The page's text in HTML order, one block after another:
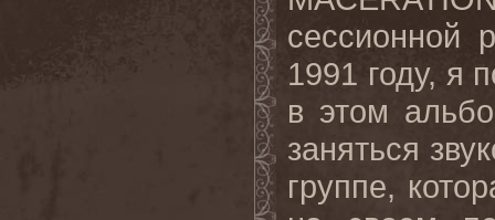
сессионной
1991 году, я
в этом
заняться
группе,